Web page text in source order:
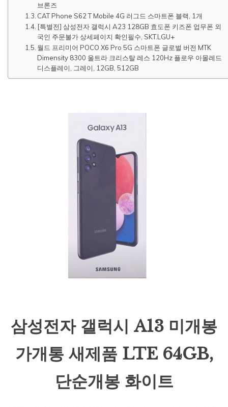
브론즈
CAT Phone S62 T Mobile 4G 러그드 스마트폰 블랙, 1개
[특별전] 삼성전자 갤럭시 A23 128GB 효도폰 키즈폰 업무폰 외
국인 주문불가 상세페이지 확인필수, SKT.LGU+
월드 프리미어 POCO X6 Pro 5G 스마트폰 글로벌 버전 MTK
Dimensity 8300 울트라 크리스탈 레스 120Hz 플로우 아몰레드
디스플레이, 그레이, 12GB, 512GB
삼성전자 갤럭시 A13 미개봉
가개통 새제품 LTE 64GB,
단순개봉 화이트